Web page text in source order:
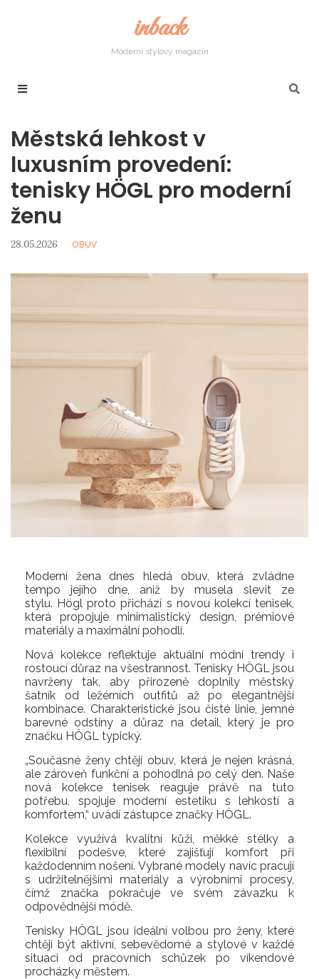
inback
Moderní stylový magazín
Městská lehkost v
luxusním provedení:
tenisky HÖGL pro moderní
ženu
28.05.2026 OBUV
Moderní žena dnes hledá obuv, která zvládne
tempo jejího dne, aniž by musela slevit ze
stylu. Högl proto přichází s novou kolekcí tenisek,
která propojuje minimalistický design, prémiové
materiály a maximální pohodlí.
Nová kolekce reflektuje aktuální módní trendy i
rostoucí důraz na všestrannost. Tenisky HÖGL jsou
navrženy tak, aby přirozeně doplnily městský
šatník od ležérních outfitů až po elegantnější
kombinace. Charakteristické jsou čisté linie, jemné
barevné odstíny a důraz na detail, který je pro
značku HÖGL typický.
„Současné ženy chtějí obuv, která je nejen krásná,
ale zároveň funkční a pohodlná po celý den. Naše
nová kolekce tenisek reaguje právě na tuto
potřebu, spojuje moderní estetiku s lehkostí a
komfortem,“ uvádí zástupce značky HÖGL.
Kolekce využívá kvalitní kůži, měkké stélky a
flexibilní podešve, které zajišťují komfort při
každodenním nošení. Vybrané modely navíc pracují
s udržitelnějšími materiály a výrobními procesy,
čímž značka pokračuje ve svém závazku k
odpovědnější módě.
Tenisky HÖGL jsou ideální volbou pro ženy, které
chtějí být aktivní, sebevědomé a stylové v každé
situaci od pracovních schůzek po víkendové
procházky městem.